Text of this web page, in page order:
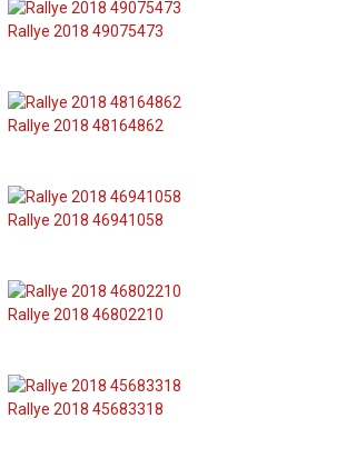
Rallye 2018 49075473
Rallye 2018 48164862
Rallye 2018 46941058
Rallye 2018 46802210
Rallye 2018 45683318